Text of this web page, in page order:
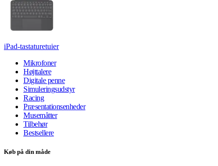
iPad-tastaturetuier
Mikrofoner
Højttalere
Digitale penne
Simuleringsudstyr
Racing
Præsentationsenheder
Musemåtter
Tilbehør
Bestsellere
Køb på din måde